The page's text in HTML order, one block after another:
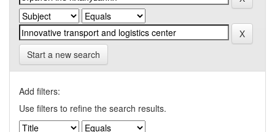
Start a new search
Add filters:
Use filters to refine the search results.